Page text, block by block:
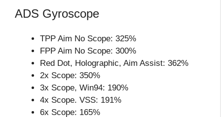
ADS Gyroscope
TPP Aim No Scope: 325%
FPP Aim No Scope: 300%
Red Dot, Holographic, Aim Assist: 362%
2x Scope: 350%
3x Scope, Win94: 190%
4x Scope. VSS: 191%
6x Scope: 165%